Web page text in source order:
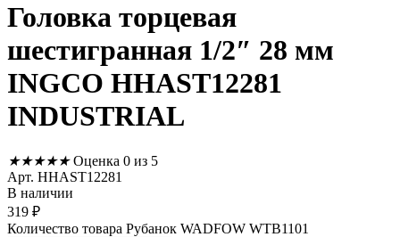
Головка торцевая
шестигранная 1/2″ 28 мм
INGCO HHAST12281
INDUSTRIAL
★★★★★ Оценка 0 из 5
Арт. HHAST12281
В наличии
319 ₽
Количество товара Рубанок WADFOW WTB1101